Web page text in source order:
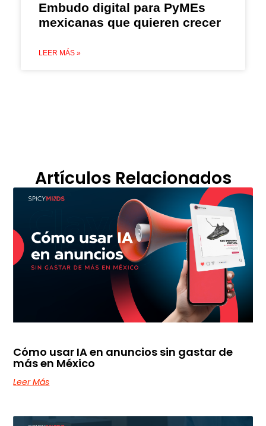
Embudo digital para PyMEs
mexicanas que quieren crecer
LEER MÁS »
Artículos Relacionados
Cómo usar IA en anuncios sin gastar de
más en México
Leer Más